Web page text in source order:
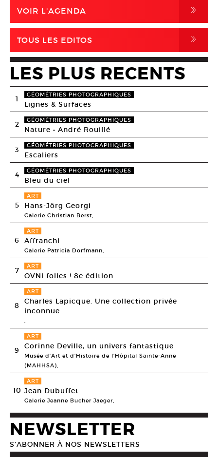
VOIR L'AGENDA ,
TOUS LES EDITOS ,
LES PLUS RECENTS
1 GÉOMÉTRIES PHOTOGRAPHIQUES
Lignes & Surfaces
2 GÉOMÉTRIES PHOTOGRAPHIQUES
Nature • André Rouillé
3 GÉOMÉTRIES PHOTOGRAPHIQUES
Escaliers
4 GÉOMÉTRIES PHOTOGRAPHIQUES
Bleu du ciel
5
ART
Hans-Jörg Georgi
Galerie Christian Berst,
6
ART
Affranchi
Galerie Patricia Dorfmann,
7 ART
OVNi folies ! 8e édition
8
ART
Charles Lapicque. Une collection privée
inconnue
9
ART
Corinne Deville, un univers fantastique
Musée d’Art et d’Histoire de l’Hôpital Sainte-Anne
(MAHHSA),
10
ART
Jean Dubuffet
Galerie Jeanne Bucher Jaeger,
NEWSLETTER
S’ABONNER À NOS NEWSLETTERS